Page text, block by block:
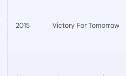
2015 Victory For Tomorrow